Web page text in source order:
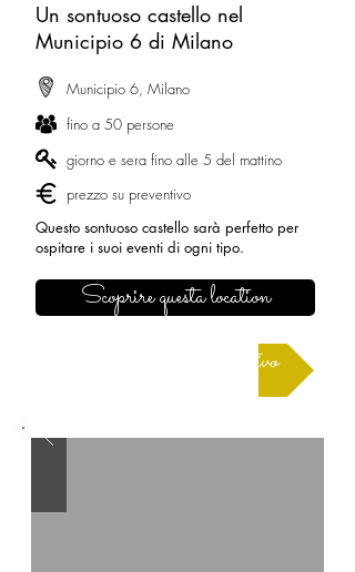
Un sontuoso castello nel
Municipio 6 di Milano
Municipio 6, Milano
fino a 50 persone
giorno e sera fino alle 5 del mattino
prezzo su preventivo
Questo sontuoso castello sarà perfetto per
ospitare i suoi eventi di ogni tipo.
Scoprire questa location
Richiedere un preventivo